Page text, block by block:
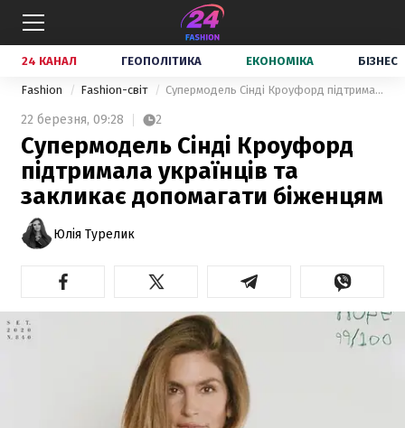
24 КАНАЛ ГЕОПОЛІТИКА ЕКОНОМІКА БІЗНЕС
Fashion Fashion-світ Супермодель Сінді Кроуфорд підтримала українців та закликає допомагати біженцям
22 березня, 09:28 2
Супермодель Сінді Кроуфорд
підтримала українців та
закликає допомагати біженцям
Юлія Турелик